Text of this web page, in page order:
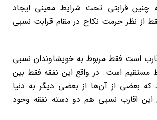
چنین قرابتی تحت شرایط معینی ایجاد
از نظر حرمت نکاح در مقام قرابت نسبی
است فقط مربوط به خویشاوندان نسبی
است. در واقع این نفقه فقط بین
که بعضی از آن‌ها از بعضی دیگر به دنیا
این اقارب نسبی هم دو دسته نفقه وجود